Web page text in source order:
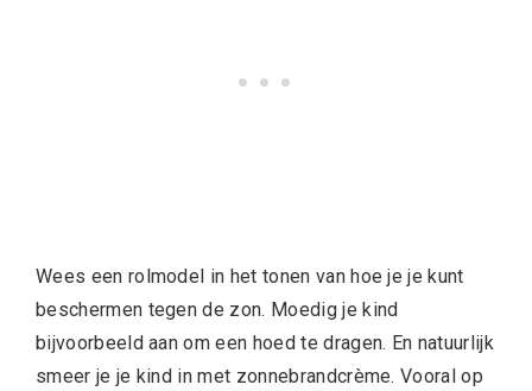
Wees een rolmodel in het tonen van hoe je je kunt
beschermen tegen de zon. Moedig je kind
bijvoorbeeld aan om een hoed te dragen. En natuurlijk
smeer je je kind in met zonnebrandcrème. Vooral op